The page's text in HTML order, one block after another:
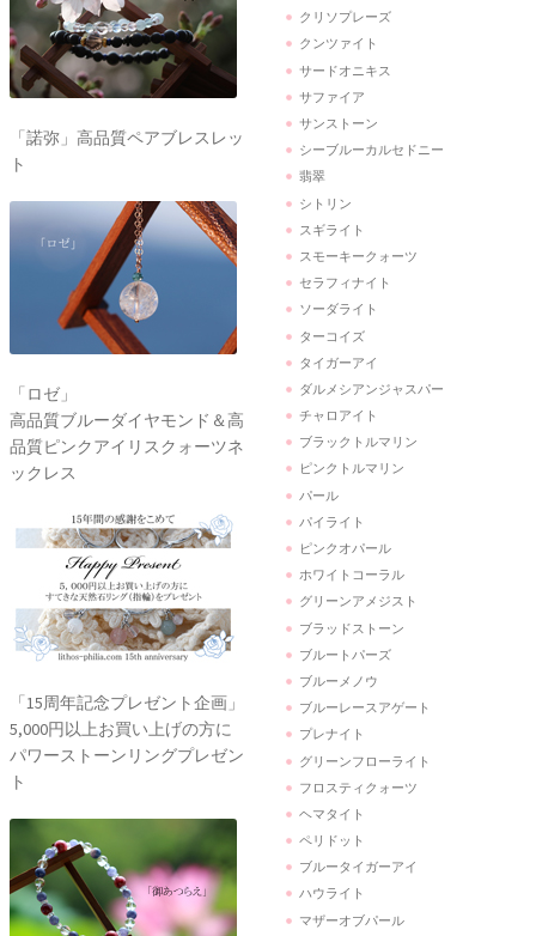
「諾弥」高品質ペアブレスレッ
ト
「ロゼ」
高品質ブルーダイヤモンド＆高
品質ピンクアイリスクォーツネ
ックレス
「15周年記念プレゼント企画」
5,000円以上お買い上げの方に
パワーストーンリングプレゼン
ト
クリソプレーズ
クンツァイト
サードオニキス
サファイア
サンストーン
シーブルーカルセドニー
翡翠
シトリン
スギライト
スモーキークォーツ
セラフィナイト
ソーダライト
ターコイズ
タイガーアイ
ダルメシアンジャスパー
チャロアイト
ブラックトルマリン
ピンクトルマリン
パール
パイライト
ピンクオパール
ホワイトコーラル
グリーンアメジスト
ブラッドストーン
ブルートパーズ
ブルーメノウ
ブルーレースアゲート
プレナイト
グリーンフローライト
フロスティクォーツ
ヘマタイト
ペリドット
ブルータイガーアイ
ハウライト
マザーオブパール